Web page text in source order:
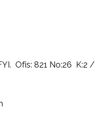
Ofis: 821 No:26 K:2 /